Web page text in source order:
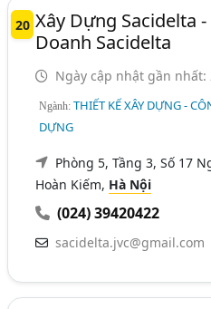
20 Xây Dựng Sacidelta
Doanh Sacidelta
Ngày cập nhật gần nhất:
Ngành:THIẾT KẾ XÂY DỰNG -
DỰNG
Phòng 5, Tầng 3, Số 17
Hoàn Kiếm, Hà Nội
(024) 39420422
sacidelta.jvc@gmail.com